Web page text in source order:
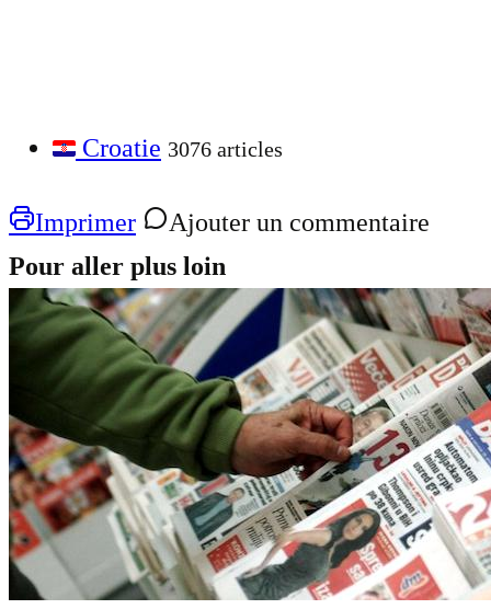
Croatie 3076 articles
Imprimer
Ajouter un commentaire
Pour aller plus loin